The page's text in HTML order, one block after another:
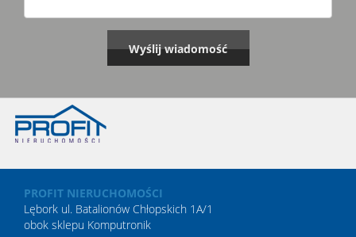
PROFIT NIERUCHOMOŚCI
Lębork ul. Batalionów Chłopskich 1A/1
obok sklepu Komputronik